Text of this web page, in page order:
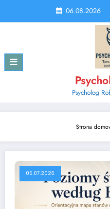
content
06.08.2026
Psycholog
Strona
05.07.2026